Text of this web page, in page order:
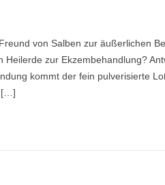
von Salben zur äußerlichen
zur Ekzembehandlung?
kommt der fein pulverisierte
[…]